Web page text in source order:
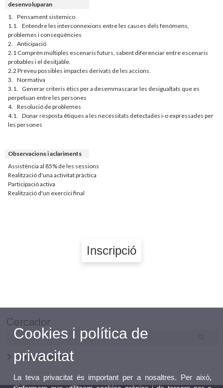
desenvoluparan
1. Pensament sistemico
1.1. Entendre les interconnexions entre les causes dels fenòmens,
problemes i conseqüències
2. Anticipació
2.1 Comprén múltiples escenaris futurs, sabent diferenciar entre escenaris
probables i el desitjable.
2.2 Preveu possibles impactes derivats de les accions.
3. Normativa
3.1. Generar criteris ètics per a desemmascarar les desigualtats que es
perpetuan entre les persones
4. Resolució de problemes
4.1. Donar resposta ètiques a les necessitats detectades i-o expressades per
les persones
Observacions i aclariments
Assistència al 85% de les sessions
Realització d'una activitat pràctica
Participació activa
Realització d'un exercici final
Inscripció
Cercador
Cerca avançada
Cookies i política de
privacitat
La teva privacitat és important per a nosaltres. Per això,